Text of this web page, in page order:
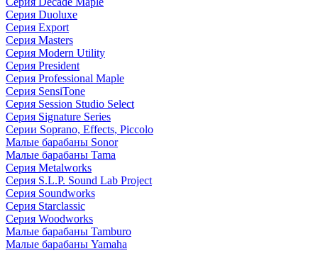
Серия Duoluxe
Серия Export
Серия Masters
Серия Modern Utility
Серия President
Серия Professional Maple
Серия SensiTone
Серия Session Studio Select
Серия Signature Series
Серии Soprano, Effects, Piccolo
Малые барабаны Sonor
Малые барабаны Tama
Серия Metalworks
Серия S.L.P. Sound Lab Project
Серия Soundworks
Серия Starclassic
Серия Woodworks
Малые барабаны Tamburo
Малые барабаны Yamaha